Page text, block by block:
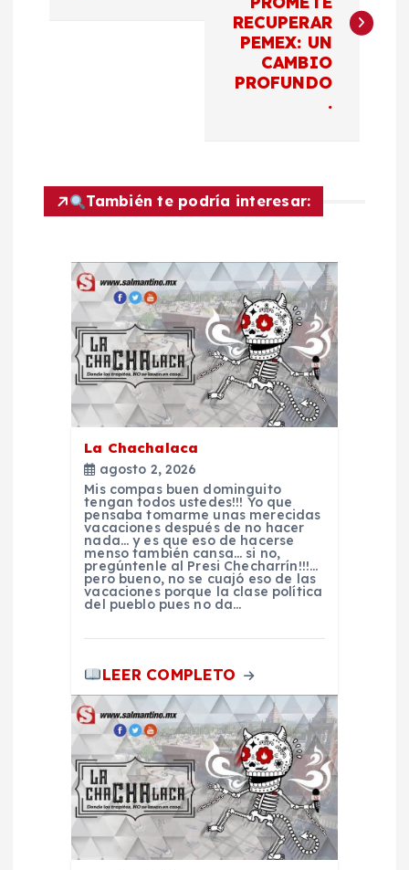
c
RECUPERAR
PEMEX: UN
CAMBIO
PROFUNDO
.
También te podría interesar:
La Chachalaca
agosto 2, 2026
Mis compas buen dominguito
tengan todos ustedes!!! Yo que
pensaba tomarme unas merecidas
vacaciones después de no hacer
nada… y es que eso de hacerse
menso también cansa… si no,
pregúntenle al Presi Checharrín!!!…
pero bueno, no se cuajó eso de las
vacaciones porque la clase política
del pueblo pues no da…
LEER COMPLETO